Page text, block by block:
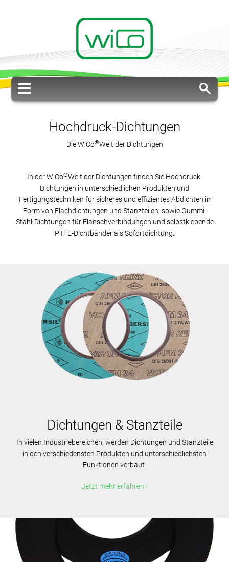
Hochdruck-Dichtungen
Die WiCo®Welt der Dichtungen
In der WiCo®Welt der Dichtungen finden Sie Hochdruck-
Dichtungen in unterschiedlichen Produkten und
Fertigungstechniken für sicheres und effizientes Abdichten in
Form von Flachdichtungen und Stanzteilen, sowie Gummi-
Stahl-Dichtungen für Flanschverbindungen und selbstklebende
PTFE-Dichtbänder als Sofortdichtung.
Dichtungen & Stanzteile
In vielen Industriebereichen, werden Dichtungen und Stanzteile
in den verschiedensten Produkten und unterschiedlichsten
Funktionen verbaut.
Jetzt mehr erfahren